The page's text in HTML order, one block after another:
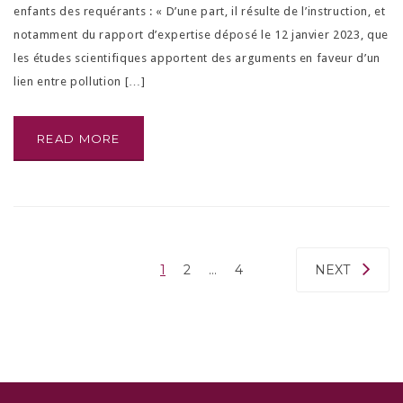
enfants des requérants : « D’une part, il résulte de l’instruction, et
notamment du rapport d’expertise déposé le 12 janvier 2023, que
les études scientifiques apportent des arguments en faveur d’un
lien entre pollution […]
READ MORE
1 2 … 4 NEXT